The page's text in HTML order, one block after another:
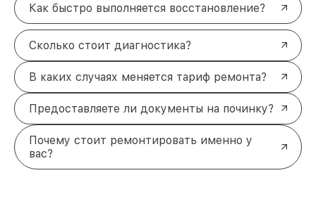
Как быстро выполняется восстановление?
Сколько стоит диагностика?
В каких случаях меняется тариф ремонта?
Предоставляете ли документы на починку?
Почему стоит ремонтировать именно у
вас?